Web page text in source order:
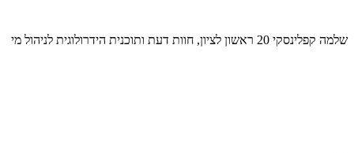
שלמה קפלינסקי 20 ראשון לציון, חוות דעת ותוכנית הידרולוגית לניהול מי